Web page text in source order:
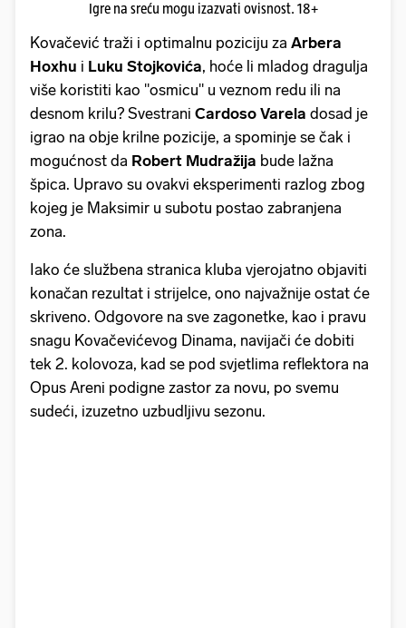
Igre na sreću mogu izazvati ovisnost. 18+
Kovačević traži i optimalnu poziciju za Arbera
Hoxhu i Luku Stojkovića, hoće li mladog dragulja
više koristiti kao "osmicu" u veznom redu ili na
desnom krilu? Svestrani Cardoso Varela dosad je
igrao na obje krilne pozicije, a spominje se čak i
mogućnost da Robert Mudražija bude lažna
špica. Upravo su ovakvi eksperimenti razlog zbog
kojeg je Maksimir u subotu postao zabranjena
zona.
Iako će službena stranica kluba vjerojatno objaviti
konačan rezultat i strijelce, ono najvažnije ostat će
skriveno. Odgovore na sve zagonetke, kao i pravu
snagu Kovačevićevog Dinama, navijači će dobiti
tek 2. kolovoza, kad se pod svjetlima reflektora na
Opus Areni podigne zastor za novu, po svemu
sudeći, izuzetno uzbudljivu sezonu.